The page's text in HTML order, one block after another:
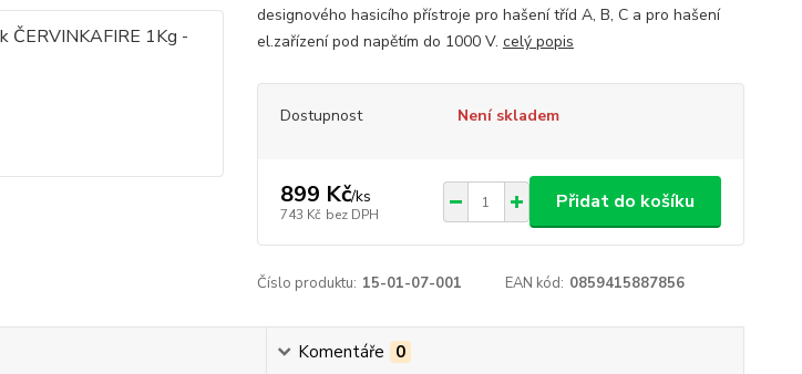
designového hasicího přístroje pro hašení tříd A, B, C a pro hašení
el.zařízení pod napětím do 1000 V. celý popis
Dostupnost Není skladem
899 Kč/ks
743 Kč bez DPH
Přidat do košíku
Číslo produktu: 15-01-07-001 EAN kód: 0859415887856
Komentáře 0